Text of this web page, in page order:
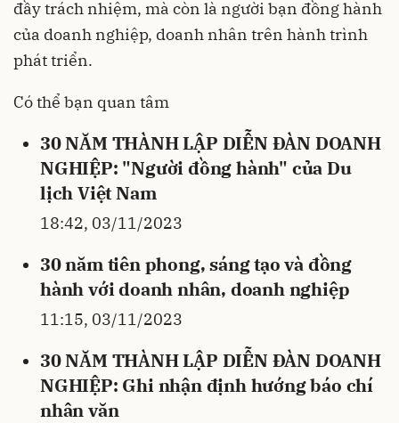
đầy trách nhiệm, mà còn là người bạn đồng hành
của doanh nghiệp, doanh nhân trên hành trình
phát triển.
Có thể bạn quan tâm
30 NĂM THÀNH LẬP DIỄN ĐÀN DOANH
NGHIỆP: "Người đồng hành" của Du
lịch Việt Nam
18:42, 03/11/2023
30 năm tiên phong, sáng tạo và đồng
hành với doanh nhân, doanh nghiệp
11:15, 03/11/2023
30 NĂM THÀNH LẬP DIỄN ĐÀN DOANH
NGHIỆP: Ghi nhận định hướng báo chí
nhân văn